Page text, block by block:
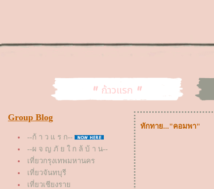
Group Blog
--ก้ า ว แ ร ก--
--ผ จ ญ ภั ย ใ ก ล้ บ้ า น--
เที่ยวกรุงเทพมหานคร
เที่ยวจันทบุรี
เที่ยวเชียงรา
ทักทาย..."คอมพา"